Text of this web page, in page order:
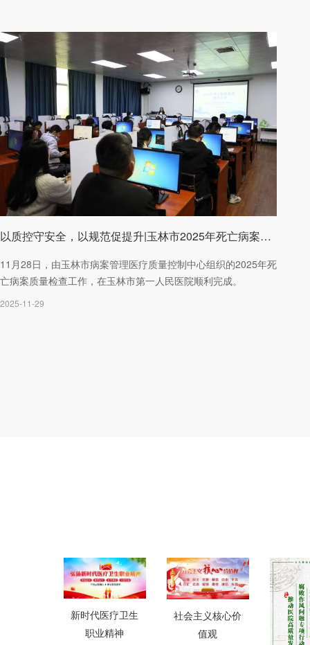
以质控守安全，以规范促提升|玉林市2025年死亡病案质量检查工作圆满落幕
11月28日，由玉林市病案管理医疗质量控制中心组织的2025年死
亡病案质量检查工作，在玉林市第一人民医院顺利完成。
2025-11-29
新时代医疗卫生
职业精神
社会主义核心价
值观